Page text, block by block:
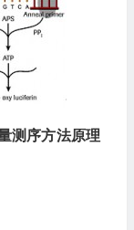
测序方法原理